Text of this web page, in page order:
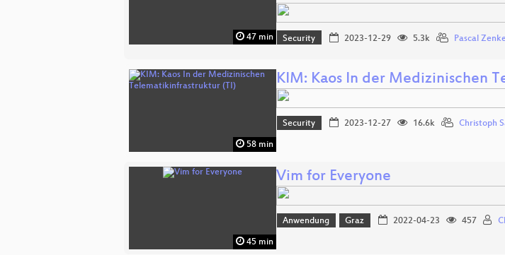
47 min Security 2023-12-29 5.3k Pascal
58 min
KIM: Kaos In der Medizinischen
Security 2023-12-27 16.6k Christoph
45 min
Vim for Everyone
Anwendung Graz 2022-04-23 457